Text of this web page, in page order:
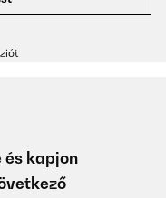
és kapjon